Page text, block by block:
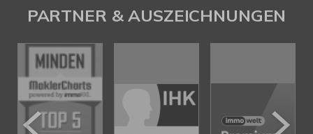
PARTNER & AUSZEICHNUNGEN